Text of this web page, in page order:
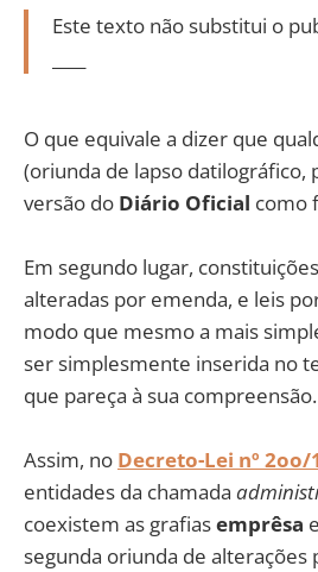
Este texto não substitui o
O que equivale a dizer que
(oriunda de lapso datilográfico,
versão do Diário Oficial como
Em segundo lugar,
alteradas por emenda, e leis
modo que mesmo a mais
ser simplesmente inserida no
que pareça à sua compreensão.
Assim, no Decreto-Lei nº 2oo/
entidades da chamada
coexistem as grafiasemprêsa e
segunda oriunda de alterações